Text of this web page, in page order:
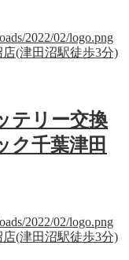
2022/02/logo.png
店(津田沼駅徒歩3分)
テリー交換
ク千葉津田
2022/02/logo.png
店(津田沼駅徒歩3分)